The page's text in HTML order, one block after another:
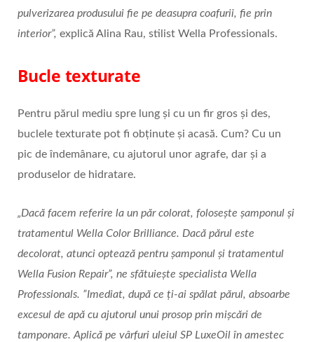
pulverizarea produsului fie pe deasupra coafurii, fie prin
interior”, explică Alina Rau, stilist Wella Professionals.
Bucle texturate
Pentru părul mediu spre lung și cu un fir gros și des,
buclele texturate pot fi obținute și acasă. Cum? Cu un
pic de îndemânare, cu ajutorul unor agrafe, dar și a
produselor de hidratare.
„Dacă facem referire la un păr colorat, folosește șamponul și
tratamentul Wella Color Brilliance. Dacă părul este
decolorat, atunci optează pentru șamponul și tratamentul
Wella Fusion Repair”, ne sfătuiește specialista Wella
Professionals. ”Imediat, după ce ți-ai spălat părul, absoarbe
excesul de apă cu ajutorul unui prosop prin mișcări de
tamponare. Aplică pe vârfuri uleiul SP LuxeOil în amestec